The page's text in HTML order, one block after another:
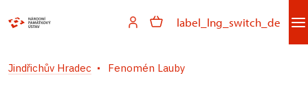
label_lng_switch_de
Jindřichův Hradec Fenomén Lauby